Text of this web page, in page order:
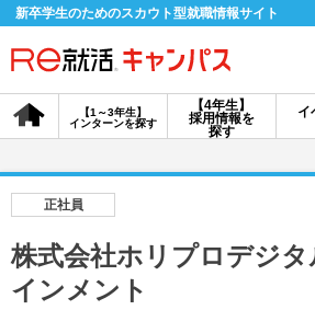
新卒学生のためのスカウト型就職情報サイト
【4年生】
採用情報を
探す
【1～3年生】
インターンを探す
イ
会員登録
正社員
株式会社ホリプロデジ
インメント